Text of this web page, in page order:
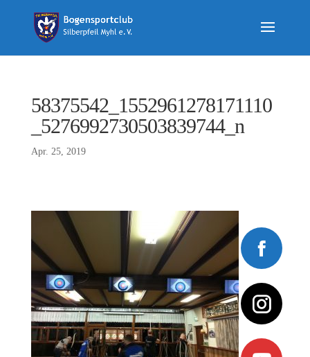
58375542_1552961278171110
_5276992730503839744_n
Apr. 25, 2019